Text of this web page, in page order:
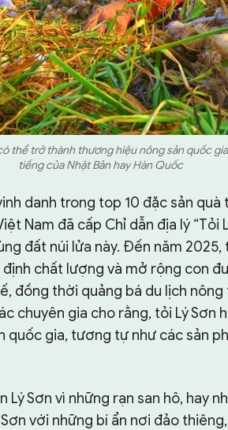
thể trở thành thương hiệu nông sản quốc
tiếng của Nhật Bản hay Hàn Quốc
danh trong top 10 đặc sản quà
Nam đã cấp Chỉ dẫn địa lý “Tỏi
đất núi lửa này. Đến năm 2025,
chất lượng và mở rộng con
đồng thời quảng bá du lịch nông
chuyên gia cho rằng, tỏi Lý Sơn
quốc gia, tương tự như các sản
Sơn vì những rạn san hô, hay
với những bí ẩn nơi đảo